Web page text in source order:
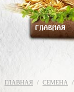
ГЛАВНАЯ
ГЛАВНАЯ СЕМЕНА